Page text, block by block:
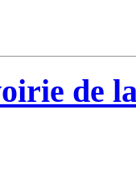
de